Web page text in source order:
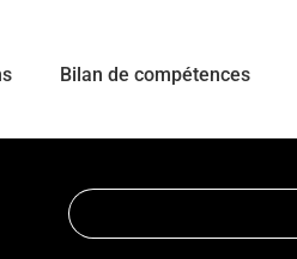
Bilan de compétences